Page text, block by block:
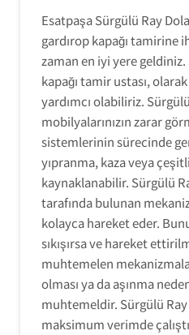
Esatpaşa Sürgülü Ray
gardırop kapağı tamirine
zaman en iyi yere
kapağı tamir ustası,
yardımcı olabiliriz.
mobilyalarınızın zarar
sistemlerinin sürecinde
yıpranma, kaza veya
kaynaklanabilir. Sürgülü
tarafında bulunan
kolayca hareket eder.
sıkışırsa ve hareket
muhtemelen
olması ya da aşınma
muhtemeldir. Sürgülü
maksimum verimde